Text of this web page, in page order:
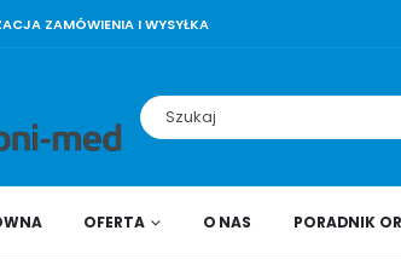
ZAMÓWIENIA I WYSYŁKA
OFERTA O NAS PORADNIK